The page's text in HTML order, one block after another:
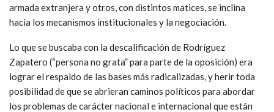
armada extranjera y otros, con distintos matices, se inclina
hacia los mecanismos institucionales y la negociación.
Lo que se buscaba con la descalificación de Rodríguez
Zapatero (“persona no grata” para parte de la oposición) era
lograr el respaldo de las bases más radicalizadas, y herir toda
posibilidad de que se abrieran caminos políticos para abordar
los problemas de carácter nacional e internacional que están